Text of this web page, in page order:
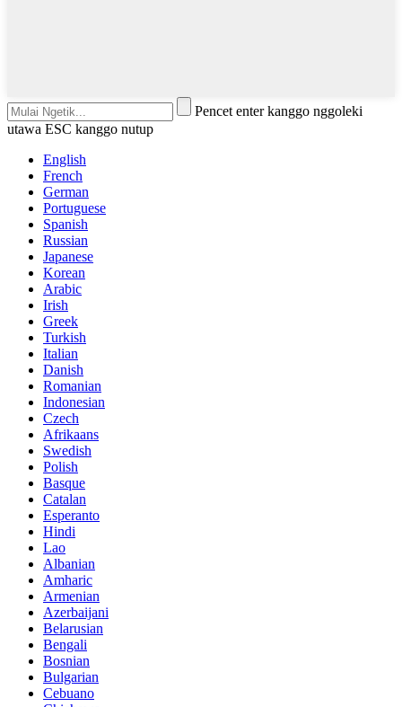
Pencet enter kanggo nggoleki
utawa ESC kanggo nutup
English
French
German
Portuguese
Spanish
Russian
Japanese
Korean
Arabic
Irish
Greek
Turkish
Italian
Danish
Romanian
Indonesian
Czech
Afrikaans
Swedish
Polish
Basque
Catalan
Esperanto
Hindi
Lao
Albanian
Amharic
Armenian
Azerbaijani
Belarusian
Bengali
Bosnian
Bulgarian
Cebuano